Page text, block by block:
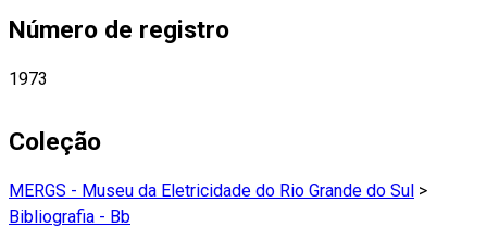
Número de registro
1973
Coleção
MERGS - Museu da Eletricidade do Rio Grande do Sul >
Bibliografia - Bb